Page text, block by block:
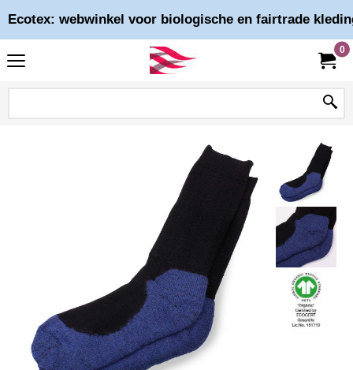
Ecotex: webwinkel voor biologische en fairtrade
0